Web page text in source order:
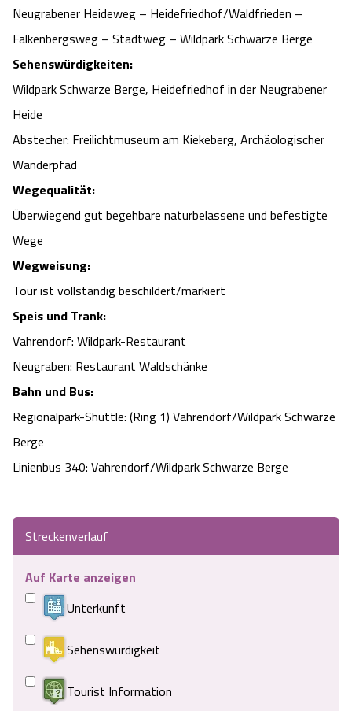
Neugrabener Heideweg – Heidefriedhof/Waldfrieden –
Falkenbergsweg – Stadtweg – Wildpark Schwarze Berge
Sehenswürdigkeiten:
Wildpark Schwarze Berge, Heidefriedhof in der Neugrabener
Heide
Abstecher: Freilichtmuseum am Kiekeberg, Archäologischer
Wanderpfad
Wegequalität:
Überwiegend gut begehbare naturbelassene und befestigte
Wege
Wegweisung:
Tour ist vollständig beschildert/markiert
Speis und Trank:
Vahrendorf: Wildpark-Restaurant
Neugraben: Restaurant Waldschänke
Bahn und Bus:
Regionalpark-Shuttle: (Ring 1) Vahrendorf/Wildpark Schwarze
Berge
Linienbus 340: Vahrendorf/Wildpark Schwarze Berge
Streckenverlauf
Auf Karte anzeigen
Unterkunft
Sehenswürdigkeit
Tourist Information